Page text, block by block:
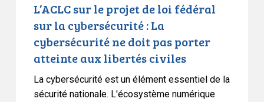
porter
atteinte
L’ACLC sur le projet de loi fédéral
sur la cybersécurité : La
cybersécurité ne doit pas porter
atteinte aux libertés civiles
La cybersécurité est un élément essentiel de la
sécurité nationale. L'écosystème numérique